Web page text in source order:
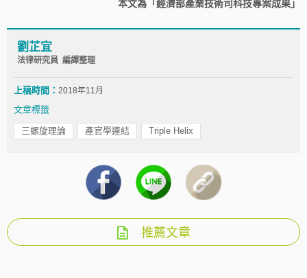
本文為「經濟部產業技術司科技專案成果」
劉芷宜
法律研究員 編譯整理
上稿時間： 2018年11月
文章標籤
三螺旋理論 產官學連結 Triple Helix
推薦文章